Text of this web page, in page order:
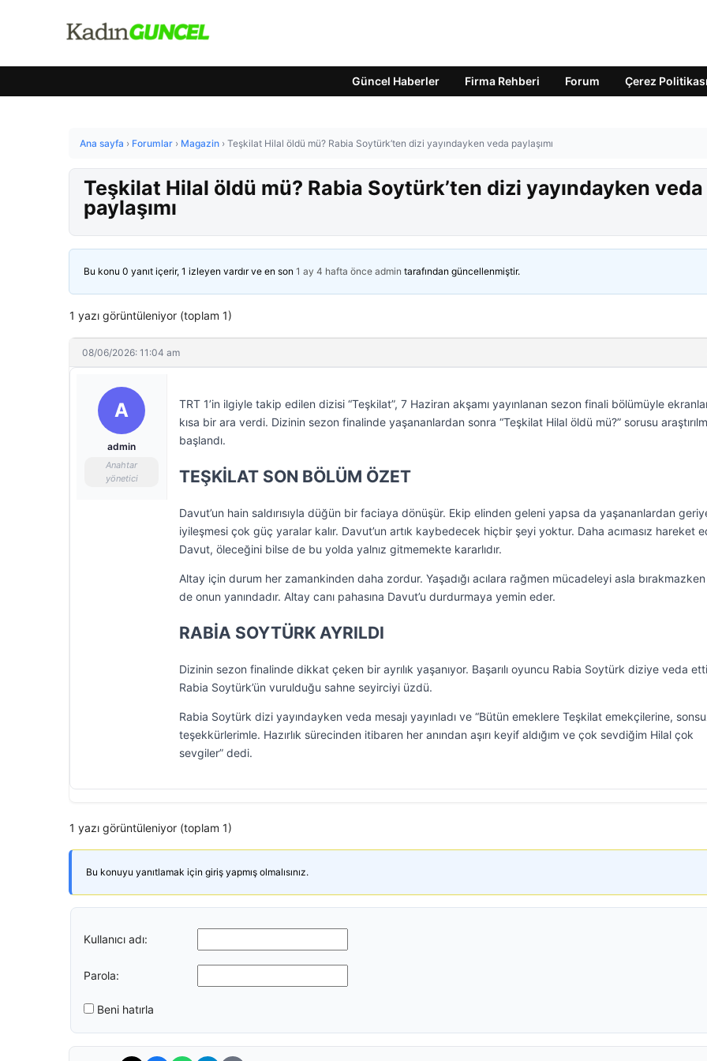
Güncel Haberler Firma Rehberi Forum Çerez Politikası
Ana sayfa › Forumlar › Magazin › Teşkilat Hilal öldü mü? Rabia Soytürk’ten dizi yayındayken veda paylaşımı
Teşkilat Hilal öldü mü? Rabia Soytürk’ten dizi yayındayken veda
paylaşımı
Bu konu 0 yanıt içerir, 1 izleyen vardır ve en son 1 ay 4 hafta önce admin tarafından güncellenmiştir.
1 yazı görüntüleniyor (toplam 1)
08/06/2026: 11:04 am
A
admin
Anahtar
yönetici
TRT 1’in ilgiyle takip edilen dizisi “Teşkilat”, 7 Haziran akşamı yayınlanan sezon finali bölümüyle
kısa bir ara verdi. Dizinin sezon finalinde yaşananlardan sonra “Teşkilat Hilal öldü mü?” sorusu
başlandı.
TEŞKİLAT SON BÖLÜM ÖZET
Davut’un hain saldırısıyla düğün bir faciaya dönüşür. Ekip elinden geleni yapsa da yaşananlardan
iyileşmesi çok güç yaralar kalır. Davut’un artık kaybedecek hiçbir şeyi yoktur. Daha acımasız hareket
Davut, öleceğini bilse de bu yolda yalnız gitmemekte kararlıdır.
Altay için durum her zamankinden daha zordur. Yaşadığı acılara rağmen mücadeleyi asla
de onun yanındadır. Altay canı pahasına Davut’u durdurmaya yemin eder.
RABİA SOYTÜRK AYRILDI
Dizinin sezon finalinde dikkat çeken bir ayrılık yaşanıyor. Başarılı oyuncu Rabia Soytürk diziye veda
Rabia Soytürk’ün vurulduğu sahne seyirciyi üzdü.
Rabia Soytürk dizi yayındayken veda mesajı yayınladı ve “Bütün emeklere Teşkilat emekçilerine,
teşekkürlerimle. Hazırlık sürecinden itibaren her anından aşırı keyif aldığım ve çok sevdiğim Hilal çok
sevgiler” dedi.
1 yazı görüntüleniyor (toplam 1)
Bu konuyu yanıtlamak için giriş yapmış olmalısınız.
Kullanıcı adı:
Parola:
Beni hatırla